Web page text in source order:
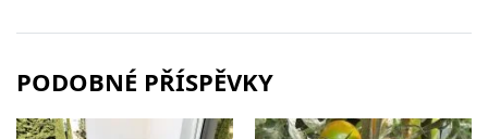
PODOBNÉ PŘÍSPĚVKY